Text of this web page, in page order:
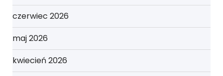
czerwiec 2026
maj 2026
kwiecień 2026